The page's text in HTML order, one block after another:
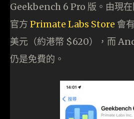
Geekbench 6 Pro 版。由現在
官方 Primate Labs Store 會
美元（約港幣 $620），而
仍是免費的。